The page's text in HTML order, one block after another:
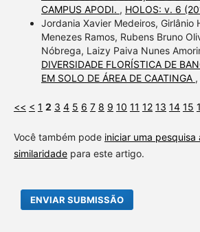
CAMPUS APODI. , HOLOS: v. 6
Jordania Xavier Medeiros, Girlânio
Menezes Ramos, Rubens Bruno
Nóbrega, Laizy Paiva Nunes
DIVERSIDADE FLORÍSTICA DE
EM SOLO DE ÁREA DE CAATINGA ,
<< < 1 2 3 4 5 6 7 8 9 10 11 12 13 14 15
Você também pode iniciar uma
similaridadepara este artigo.
ENVIAR SUBMISSÃO